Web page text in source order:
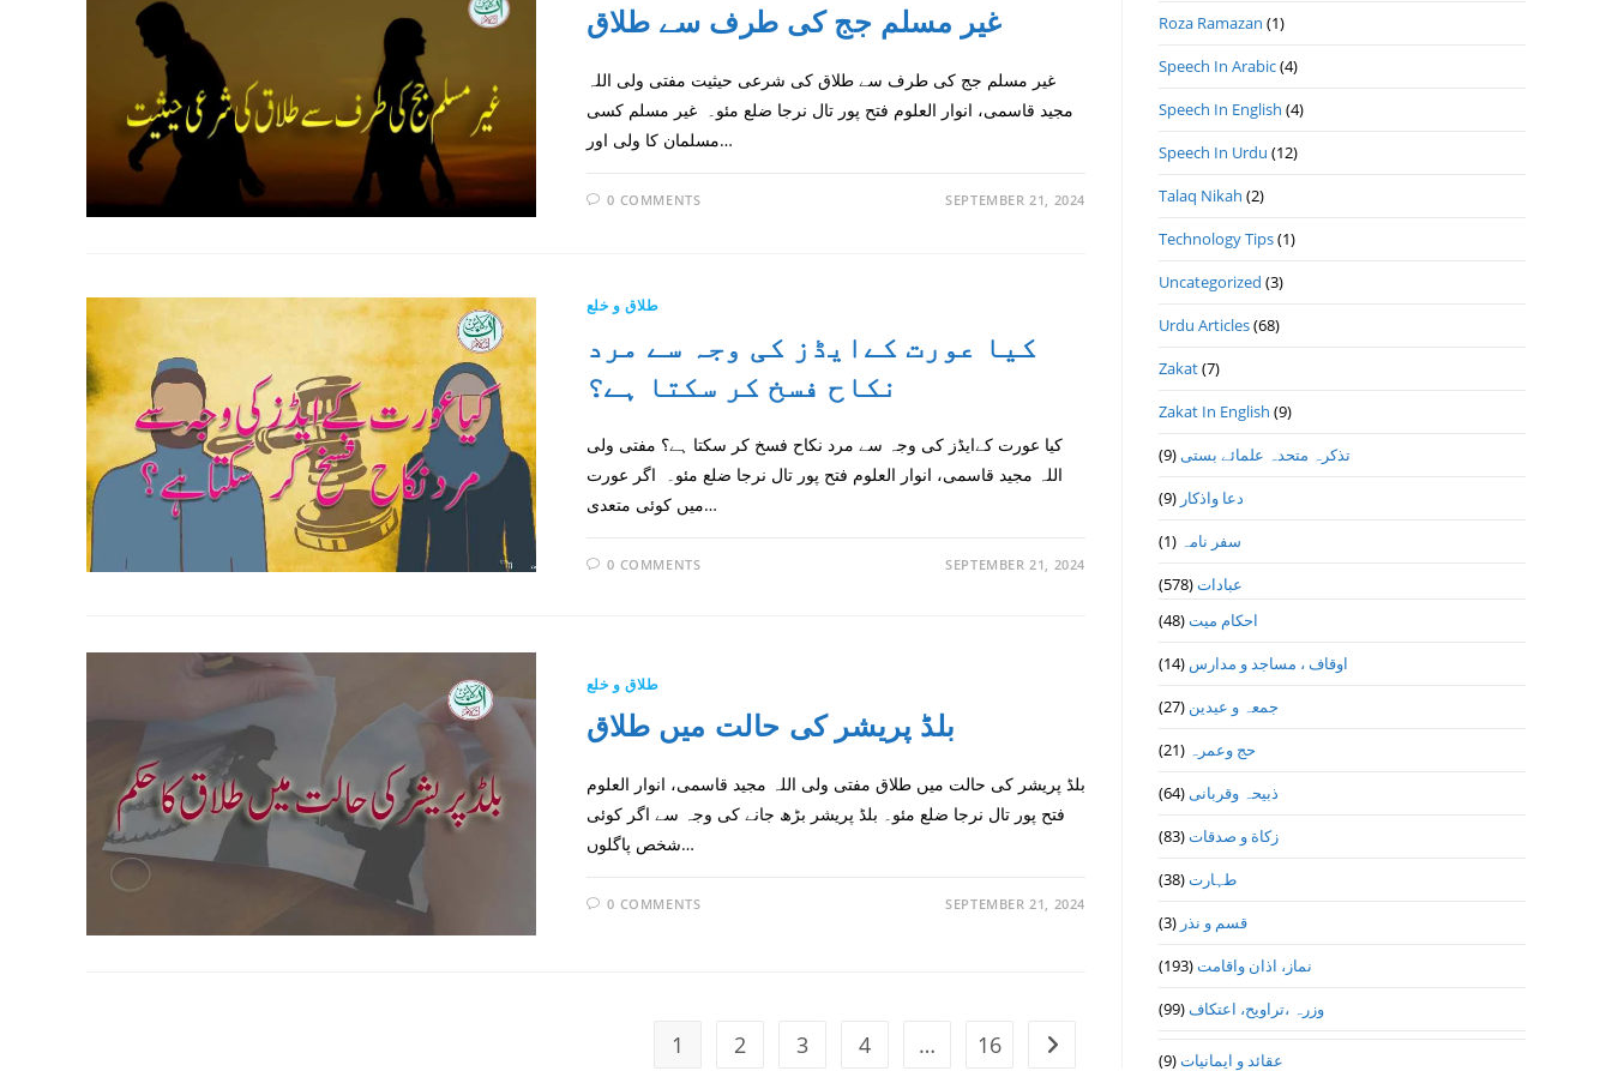
غیر مسلم جج کی طرف سے طلاق
غیر مسلم جج کی طرف سے طلاق كى شرعى حيثيت مفتی ولی اللہ
مجید قاسمی، انوار العلوم فتح پور تال نرجا ضلع مئو۔ غیر مسلم کسی
مسلمان کا ولی اور…
0 COMMENTS SEPTEMBER 21, 2024
طلاق و خلع
كيا عورت كےایڈز کی وجہ سے مرد
نکاح فسخ كر سكتا ہے؟
كيا عورت كےایڈز کی وجہ سے مرد نکاح فسخ كر سكتا ہے؟ مفتی ولی
اللہ مجید قاسمی، انوار العلوم فتح پور تال نرجا ضلع مئو۔ اگر عورت
میں کوئی متعدی…
0 COMMENTS SEPTEMBER 21, 2024
طلاق و خلع
بلڈ پریشر کی حالت میں طلاق
بلڈ پریشر کی حالت میں طلاق مفتی ولی اللہ مجید قاسمی، انوار العلوم
فتح پور تال نرجا ضلع مئو۔ بلڈ پریشر بڑھ جانے کی وجہ سے اگر کوئی
شخص پاگلوں…
0 COMMENTS SEPTEMBER 21, 2024
1 2 3 4 … 16 Go to the next page
Roza Ramazan (1)
Speech In Arabic(4)
Speech In English (4)
Speech In Urdu (12)
Talaq Nikah (2)
Technology Tips(1)
Uncategorized (3)
Urdu Articles(68)
Zakat(7)
Zakat In English (9)
تذكرہ متحدہ علمائے بستى(9)
دعا واذكار (9)
سفر نامہ (1)
عبادات(578)
احکام میت(48)
اوقاف ، مساجد و مدارس (14)
جمعہ و عیدین (27)
حج وعمرہ (21)
ذبیحہ وقربانی(64)
زکاة و صدقات(83)
طہارت(38)
قسم و نذر (3)
نماز، اذان واقامت(193)
وزرہ ،تراويح، اعتكاف(99)
عقائد و ایمانیات(9)